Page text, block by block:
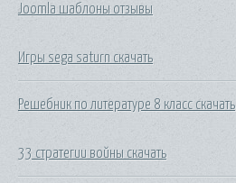
Joomla шаблоны отзывы
Игры sega saturn скачать
Решебник по литературе 8 класс скачать
33 стратегии войны скачать